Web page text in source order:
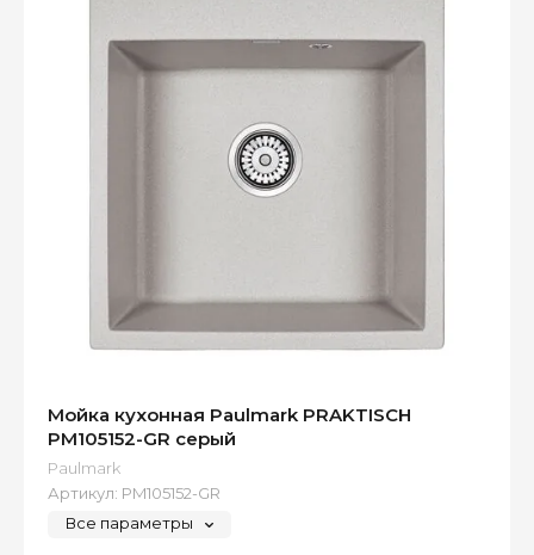
Мойка кухонная Paulmark PRAKTISCH
PM105152-GR серый
Paulmark
Артикул: PM105152-GR
Все параметры